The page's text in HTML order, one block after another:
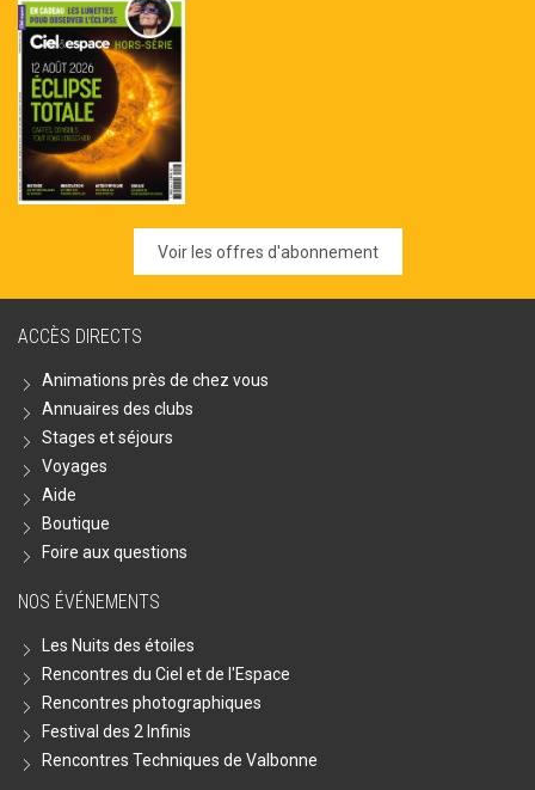
Voir les offres d'abonnement
ACCÈS DIRECTS
Animations près de chez vous
Annuaires des clubs
Stages et séjours
Voyages
Aide
Boutique
Foire aux questions
NOS ÉVÉNEMENTS
Les Nuits des étoiles
Rencontres du Ciel et de l'Espace
Rencontres photographiques
Festival des 2 Infinis
Rencontres Techniques de Valbonne